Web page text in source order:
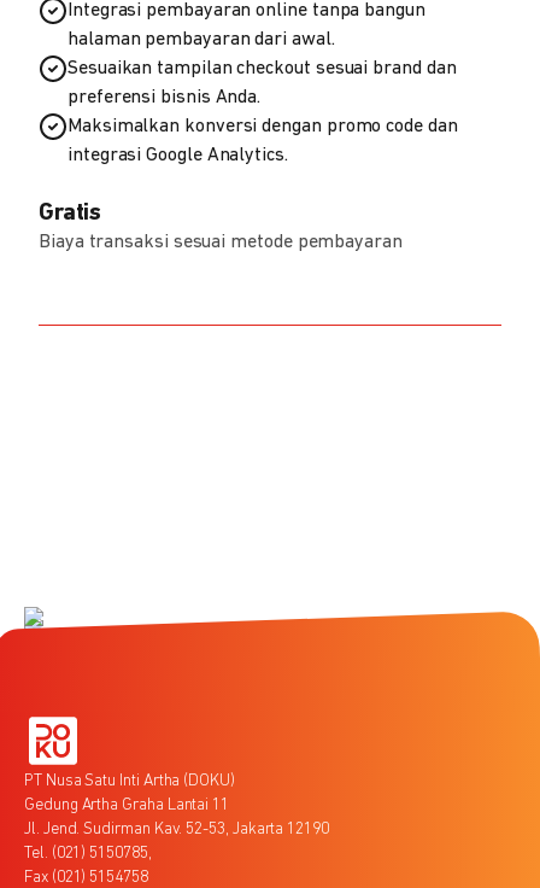
Integrasi pembayaran online tanpa bangun
halaman pembayaran dari awal.
Sesuaikan tampilan checkout sesuai brand dan
preferensi bisnis Anda.
Maksimalkan konversi dengan promo code dan
integrasi Google Analytics.
Gratis
Biaya transaksi sesuai metode pembayaran
PT Nusa Satu Inti Artha (DOKU)
Gedung Artha Graha Lantai 11
Jl. Jend. Sudirman Kav. 52-53, Jakarta 12190
Tel. (021) 5150785,
Fax (021) 5154758